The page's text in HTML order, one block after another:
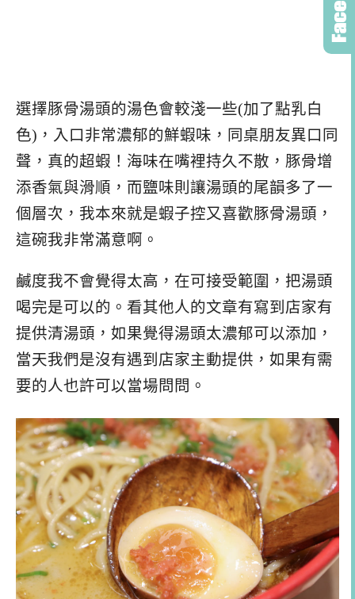
選擇豚骨湯頭的湯色會較淺一些(加了點乳白
色)，入口非常濃郁的鮮蝦味，同桌朋友異口同
聲，真的超蝦！海味在嘴裡持久不散，豚骨增
添香氣與滑順，而鹽味則讓湯頭的尾韻多了一
個層次，我本來就是蝦子控又喜歡豚骨湯頭，
這碗我非常滿意啊。
鹹度我不會覺得太高，在可接受範圍，把湯頭
喝完是可以的。看其他人的文章有寫到店家有
提供清湯頭，如果覺得湯頭太濃郁可以添加，
當天我們是沒有遇到店家主動提供，如果有需
要的人也許可以當場問問。